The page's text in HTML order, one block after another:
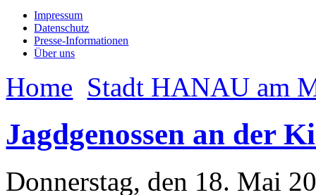
Impressum
Datenschutz
Presse-Informationen
Über uns
Home Stadt HANAU am
Jagdgenossen an der
Donnerstag, den 18. Mai